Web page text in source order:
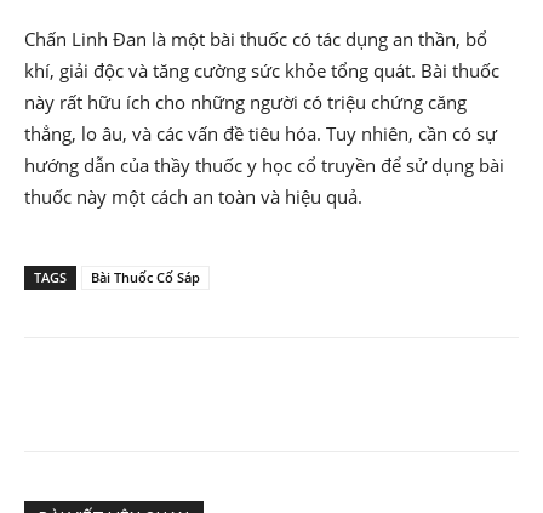
Chấn Linh Đan là một bài thuốc có tác dụng an thần, bổ
khí, giải độc và tăng cường sức khỏe tổng quát. Bài thuốc
này rất hữu ích cho những người có triệu chứng căng
thẳng, lo âu, và các vấn đề tiêu hóa. Tuy nhiên, cần có sự
hướng dẫn của thầy thuốc y học cổ truyền để sử dụng bài
thuốc này một cách an toàn và hiệu quả.
TAGS Bài Thuốc Cố Sáp